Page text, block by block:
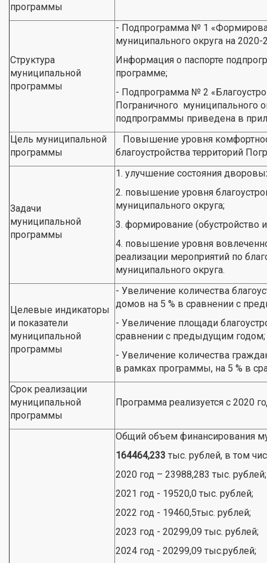
программы
Структура
муниципальной
программы
- Подпрограмма № 1
муниципального округа на 2020-
Информация о паспорте
программе;
- Подпрограмма № 2
Пограничного муниципального
подпрограммы приведена в
Цель муниципальной
программы
Повышение уровня
благоустройства территорий
Задачи
муниципальной
программы
1. улучшение состояния
2. повышение уровня
муниципального округа;
3. формирование (обустройство
4. повышение уровня
реализации мероприятий по
муниципального округа.
Целевые индикаторы
и показатели
муниципальной
программы
- Увеличение количества
домов на 5 % в сравнении с
- Увеличение площади
сравнении с предыдущим годом;
- Увеличение количества
в рамках программы, на 5 % в
Срок реализации
муниципальной
программы
Программа реализуется с 2020
Общий объем финансирования
164464,233 тыс. рублей, в том
2020 год – 23988,283 тыс. рублей;
2021 год - 19520,0 тыс. рублей;
2022 год - 19460,5тыс. рублей;
2023 год - 20299,09 тыс. рублей;
2024 год - 20299,09 тыс.рублей;